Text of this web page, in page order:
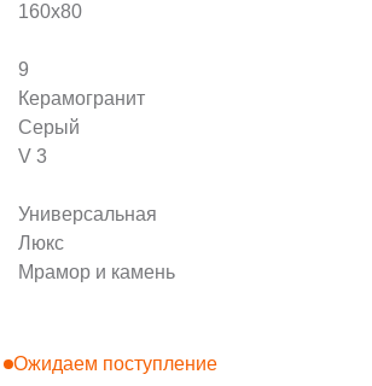
160x80
9
Керамогранит
Серый
V 3
Универсальная
Люкс
Мрамор и камень
Ожидаем поступление